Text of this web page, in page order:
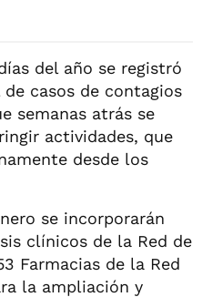
del año se registró
casos de contagios
semanas atrás se
actividades, que
desde los
se incorporarán
clínicos de la Red de
Farmacias de la Red
la ampliación y